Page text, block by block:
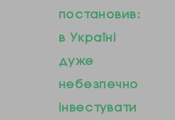
постановив:
в Україні
дуже
небезпечно
інвестувати